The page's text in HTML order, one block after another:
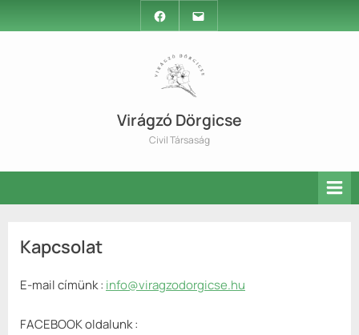
to
Facebook
Email
Virágzó Dörgicse
Civil Társaság
Kapcsolat
E-mail címünk : info@viragzodorgicse.hu
FACEBOOK oldalunk :